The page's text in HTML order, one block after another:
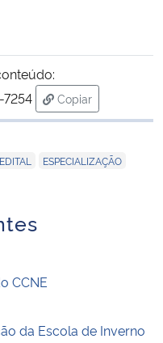
Copiar
para área de
EDITAL ESPECIALIZAÇÃO
CCNE
da Escola de Inverno